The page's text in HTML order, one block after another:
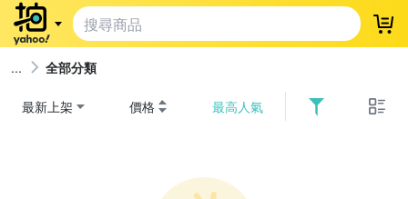
登
全部分類
最新上架 價格 最高人氣